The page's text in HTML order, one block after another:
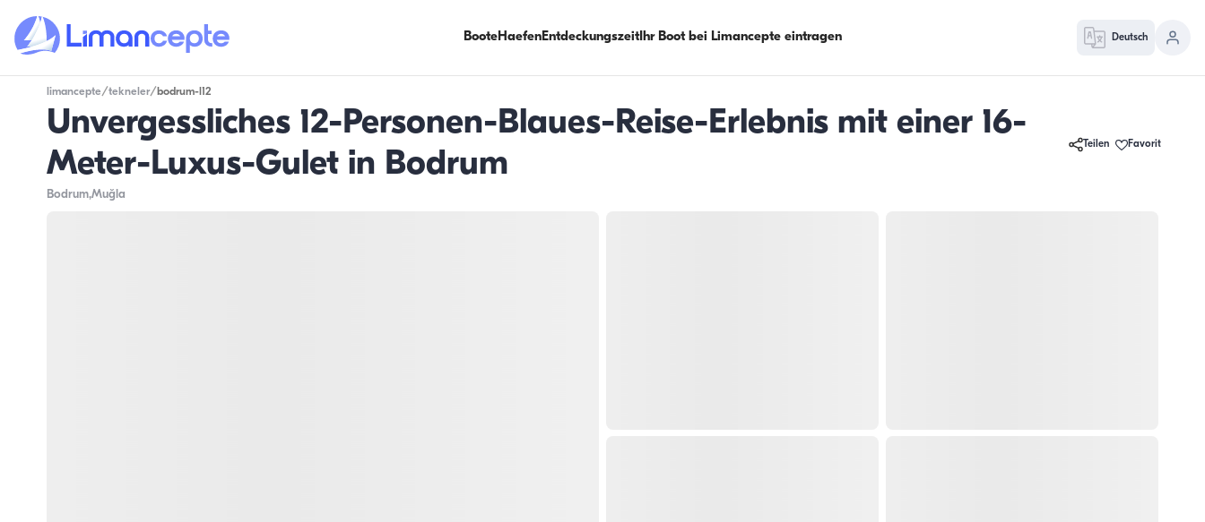
BooteHaefenEntdeckungszeitIhr Boot bei Limancepte eintragen Deutsch
limancepte/tekneler/ bodrum-l12
Unvergessliches 12-Personen-Blaues-Reise-Erlebnis mit einer 16-
Meter-Luxus-Gulet in Bodrum
Teilen Favorit
Bodrum,Muğla